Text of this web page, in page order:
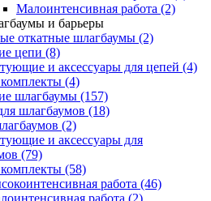
Малоинтенсивная работа (2)
и барьеры
откатные шлагбаумы (2)
цепи (8)
и аксессуары для цепей (4)
(4)
шлагбаумы (157)
шлагбаумов (18)
(2)
и аксессуары для
(79)
(58)
работа (46)
работа (2)